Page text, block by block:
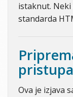
istaknut.
standarda
Ova je izjava